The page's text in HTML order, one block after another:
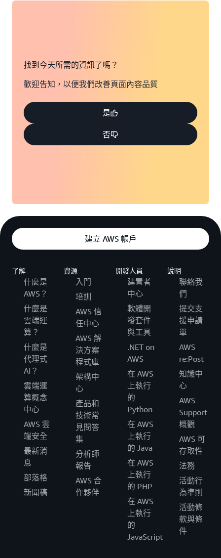
找到今天所需的資訊了嗎？
歡迎告知，以便我們改善頁面內容品質
是
否
建立 AWS 帳戶
了解
什麼是
AWS？
什麼是
雲端運
算？
什麼是
代理式
AI？
雲端運
算概念
中心
AWS 雲
端安全
最新消
息
部落格
新聞稿
資源
入門
培訓
AWS 信
任中心
AWS 解
決方案
程式庫
架構中
心
產品和
技術常
見問答
集
分析師
報告
AWS 合
作夥伴
開發人員
建置者
中心
軟體開
發套件
與工具
.NET on
AWS
在 AWS
上執行
的
Python
在 AWS
上執行
的 Java
在 AWS
上執行
的 PHP
在 AWS
上執行
的
JavaScript
說明
聯絡我
們
提交支
援申請
單
AWS
re:Post
知識中
心
AWS
Support
概觀
AWS 可
存取性
法務
活動行
為準則
活動條
款與條
件